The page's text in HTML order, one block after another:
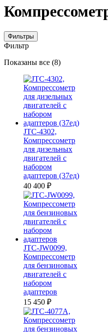
Фильтры
Фильтр
Показаны все (8)Цены:
убыванию
JTC-4302,
Компрессометр
для дизельных
двигателей с
набором
адаптеров (37ед)
40 400 ₽
JTC-JW0099,
Компрессометр
для бензиновых
двигателей с
набором
адаптеров
15 450 ₽